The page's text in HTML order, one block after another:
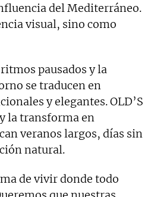
del Mediterráneo.
visual, sino como
pausados y la
se traducen en
y elegantes. OLD’S
la transforma en
veranos largos, días sin
natural.
de vivir donde todo